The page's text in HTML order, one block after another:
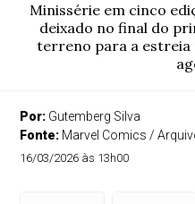
Minissérie em cinco
deixado no final do
terreno para a estreia
Por: Gutemberg Silva
Fonte: Marvel Comics /
16/03/2026 às 13h00